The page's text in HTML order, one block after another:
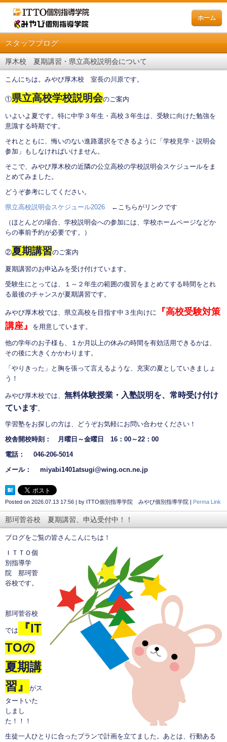
ホーム
スタッフブログ
厚木校 夏期講習・県立高校説明会について
こんにちは。みやび厚木校 室長の川原です。
①県立高校学校説明会のご案内
いよいよ夏です。特に中学３年生・高校３年生は、受験に向けた勉強を
意識する時期です。
それとともに、悔いのない進路選択をできるように「学校見学・説明会
参加」もしなければいけません。
そこで、みやび厚木校の近隣の公立高校の学校説明会スケジュールをま
とめてみました。
どうぞ参考にしてください。
県立高校説明会スケジュール2026 ←こちらがリンクです
（ほとんどの場合、学校説明会への参加には、学校ホームページなどか
らの事前予約が必要です。）
②夏期講習のご案内
夏期講習のお申込みを受け付けています。
受験生にとっては、１～２年生の範囲の復習をまとめてする時間をとれ
る最後のチャンスが夏期講習です。
みやび厚木校では、県立高校を目指す中３生向けに
『高校受験対策
講座』
を用意しています。
他の学年のお子様も、１か月以上の休みの時間を有効活用できるかは、
その後に大きくかかわります。
「やりきった」と胸を張って言えるような、充実の夏としていきましょ
う！
みやび厚木校では、 無料体験授業・入塾説明を、常時受け付け
ています。
学習塾をお探しの方は、どうぞお気軽にお問い合わせください！
校舎開校時刻： 月曜日～金曜日 16：00～22：00
電話： 046-206-5014
メール： miyabi1401atsugi@wing.ocn.ne.jp
Posted on 2026.07.13 17:56 | by ITTO個別指導学院 みやび個別指導学院 | Perma Link
那珂菅谷校 夏期講習、申込受付中！！
ブログをご覧の皆さんこんにちは！
ＩＴＴＯ個
別指導学
院 那珂菅
谷校です。
那珂菅谷校
では 『IT
TOの
夏期講
習』
がス
タートいた
しまし
た！！！
生徒一人ひとりに合ったプランで計画を立てました。あとは、行動ある